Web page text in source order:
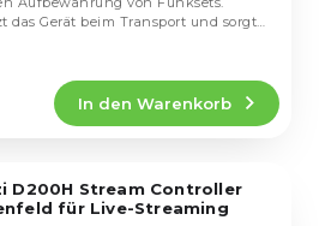
In den Warenkorb
das Gerät beim Transport und sorgt
D200H Stream Controller
für Live-Streaming